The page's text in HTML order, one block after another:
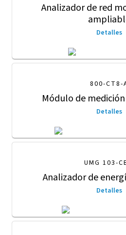
Analizador de red
Detalles
800-CT8-
Módulo de
Detalles
UMG 103-
Analizador de
Detalles